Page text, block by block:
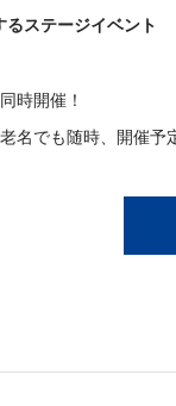
ステージイベント
時開催！
名でも随時、開催予